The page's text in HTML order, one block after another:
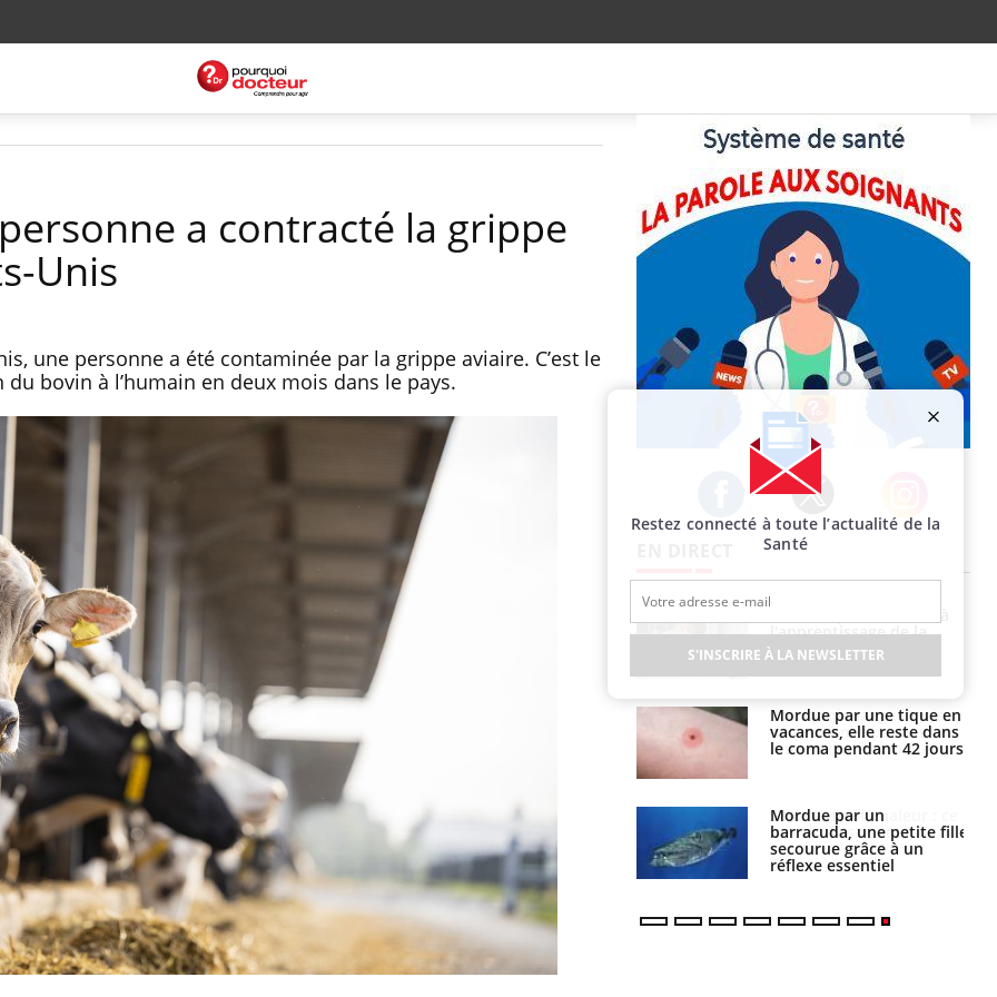
a contracté la grippe
Unis
une personne a été contaminée par la grippe aviaire. C’est le
bovin à l’humain en deux mois dans le pays.
Facebook Twitter Instagram
VIH : la fin du comprimé
tous les jours se profile-t-
elle enfin ?
Pourquoi votre ventre
gâche-t-il les premiers
jours de vos vacances ?
Fortes chaleurs :
pourquoi le risque de
noyade grimpe-t-il ?
que dit la science
l'apprentissage de la
lecture ?
Mordue par une tique en
vacances, elle reste dans
le coma pendant 42 jours
Mordue par un
barracuda, une petite fille
secourue grâce à un
réflexe essentiel
Restez connecté à toute l’actualité de la
Santé
S'INSCRIRE À LA NEWSLETTER